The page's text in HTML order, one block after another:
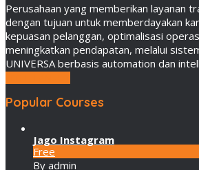
Perusahaan yang memberikan layanan
dengan tujuan untuk memberdayakan
kepuasan pelanggan, optimalisasi
meningkatkan pendapatan, melalui
UNIVERSA berbasis automation dan
Popular Courses
Jago Instagram
Free
By admin